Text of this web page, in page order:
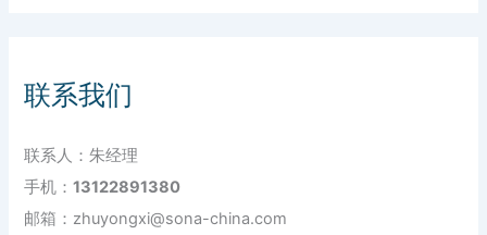
联系我们
联系人：朱经理
手机：13122891380
邮箱：zhuyongxi@sona-china.com